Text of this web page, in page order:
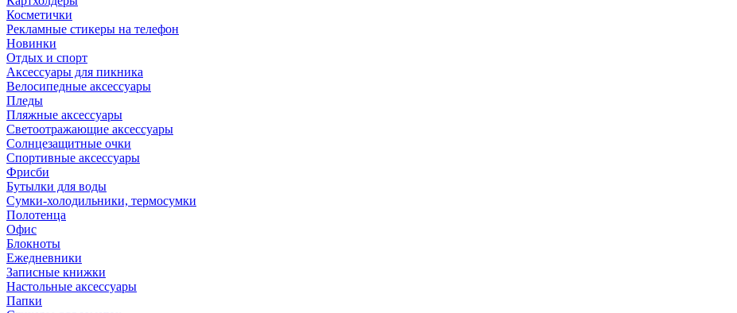
Косметички
Рекламные стикеры на телефон
Новинки
Отдых и спорт
Аксессуары для пикника
Велосипедные аксессуары
Пледы
Пляжные аксессуары
Светоотражающие аксессуары
Солнцезащитные очки
Спортивные аксессуары
Фрисби
Бутылки для воды
Сумки-холодильники, термосумки
Полотенца
Офис
Блокноты
Ежедневники
Записные книжки
Настольные аксессуары
Папки